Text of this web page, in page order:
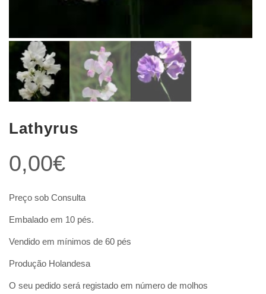
Lathyrus
0,00€
Preço sob Consulta
Embalado em 10 pés.
Vendido em mínimos de 60 pés
Produção Holandesa
O seu pedido será registado em número de molhos